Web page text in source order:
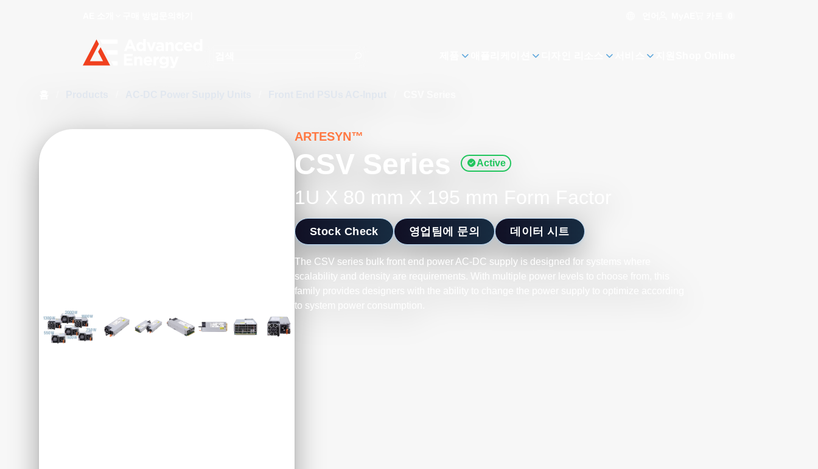
ARTESYN™
CSV Series Active
1U X 80 mm X 195 mm Form Factor
Stock Check 영업팀에 문의 데이터 시트
The CSV series bulk front end power AC-DC supply is designed for systems where
scalability and density are requirements. With multiple power levels to choose from, this
family provides designers with the ability to change the power supply to optimize according
to system power consumption.